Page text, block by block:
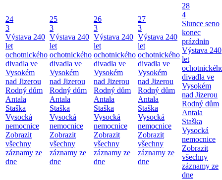
24
3
Výstava 240
let
ochotnického
divadla ve
Vysokém
nad Jizerou
Rodný dům
Antala
Staška
Vysocká
nemocnice
Zobrazit
všechny
záznamy ze
dne
25
3
Výstava 240
let
ochotnického
divadla ve
Vysokém
nad Jizerou
Rodný dům
Antala
Staška
Vysocká
nemocnice
Zobrazit
všechny
záznamy ze
dne
26
3
Výstava 240
let
ochotnického
divadla ve
Vysokém
nad Jizerou
Rodný dům
Antala
Staška
Vysocká
nemocnice
Zobrazit
všechny
záznamy ze
dne
27
3
Výstava 240
let
ochotnického
divadla ve
Vysokém
nad Jizerou
Rodný dům
Antala
Staška
Vysocká
nemocnice
Zobrazit
všechny
záznamy ze
dne
28
4
Slunce seno
konec
prázdnin
Výstava 240
let
divadla ve
Vysokém
nad Jizerou
Rodný dům
Antala
Staška
Vysocká
nemocnice
Zobrazit
všechny
záznamy ze
dne